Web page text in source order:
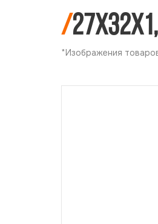
/
*Изображения